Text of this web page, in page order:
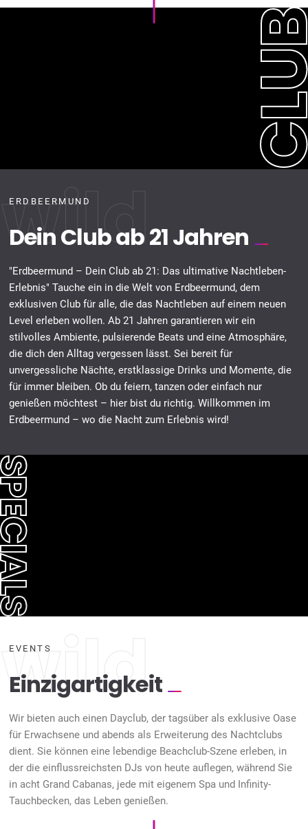
ERDBEERMUND
Dein Club ab 21 Jahren
wild
"Erdbeermund – Dein Club ab 21: Das ultimative Nachtleben-
Erlebnis" Tauche ein in die Welt von Erdbeermund, dem
exklusiven Club für alle, die das Nachtleben auf einem neuen
Level erleben wollen. Ab 21 Jahren garantieren wir ein
stilvolles Ambiente, pulsierende Beats und eine Atmosphäre,
die dich den Alltag vergessen lässt. Sei bereit für
unvergessliche Nächte, erstklassige Drinks und Momente, die
für immer bleiben. Ob du feiern, tanzen oder einfach nur
genießen möchtest – hier bist du richtig. Willkommen im
Erdbeermund – wo die Nacht zum Erlebnis wird!
EVENTS
Einzigartigkeit
wild
Wir bieten auch einen Dayclub, der tagsüber als exklusive Oase
für Erwachsene und abends als Erweiterung des Nachtclubs
dient. Sie können eine lebendige Beachclub-Szene erleben, in
der die einflussreichsten DJs von heute auflegen, während Sie
in acht Grand Cabanas, jede mit eigenem Spa und Infinity-
Tauchbecken, das Leben genießen.